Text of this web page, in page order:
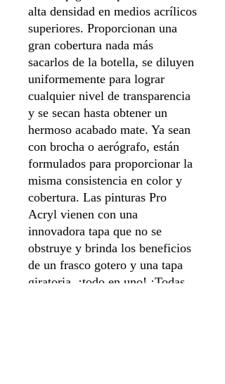
alta densidad en medios acrílicos
superiores. Proporcionan una
gran cobertura nada más
sacarlos de la botella, se diluyen
uniformemente para lograr
cualquier nivel de transparencia
y se secan hasta obtener un
hermoso acabado mate. Ya sean
con brocha o aerógrafo, están
formulados para proporcionar la
misma consistencia en color y
cobertura. Las pinturas Pro
Acryl vienen con una
innovadora tapa que no se
obstruye y brinda los beneficios
de un frasco gotero y una tapa
giratoria, ¡todo en uno! ¡Todas